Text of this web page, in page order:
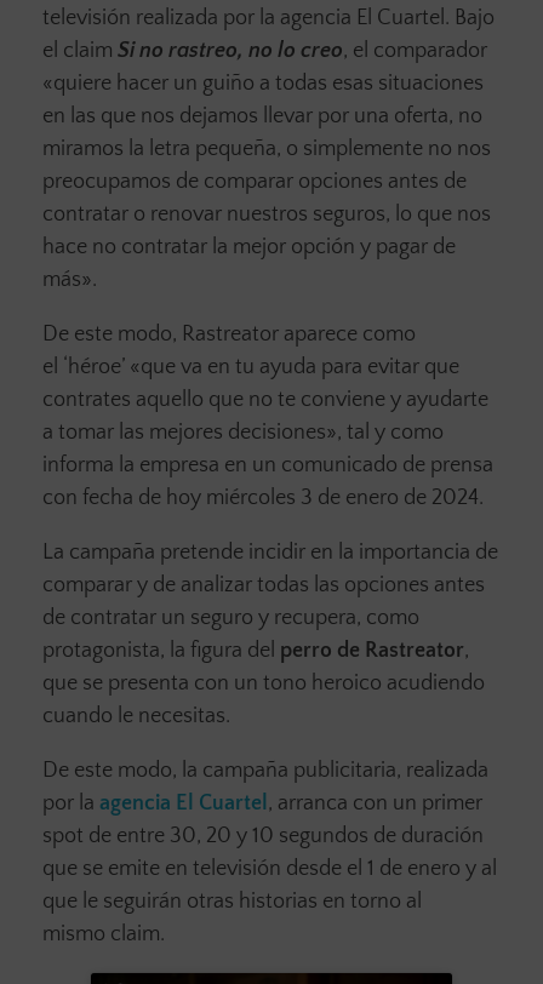
televisión realizada por la agencia El Cuartel. Bajo
el claim Si no rastreo, no lo creo, el comparador
«quiere hacer un guiño a todas esas situaciones
en las que nos dejamos llevar por una oferta, no
miramos la letra pequeña, o simplemente no nos
preocupamos de comparar opciones antes de
contratar o renovar nuestros seguros, lo que nos
hace no contratar la mejor opción y pagar de
más».
De este modo, Rastreator aparece como
el ‘héroe’ «que va en tu ayuda para evitar que
contrates aquello que no te conviene y ayudarte
a tomar las mejores decisiones», tal y como
informa la empresa en un comunicado de prensa
con fecha de hoy miércoles 3 de enero de 2024.
La campaña pretende incidir en la importancia de
comparar y de analizar todas las opciones antes
de contratar un seguro y recupera, como
protagonista, la figura del perro de Rastreator,
que se presenta con un tono heroico acudiendo
cuando le necesitas.
De este modo, la campaña publicitaria, realizada
por la agencia El Cuartel, arranca con un primer
spot de entre 30, 20 y 10 segundos de duración
que se emite en televisión desde el 1 de enero y al
que le seguirán otras historias en torno al
mismo claim.